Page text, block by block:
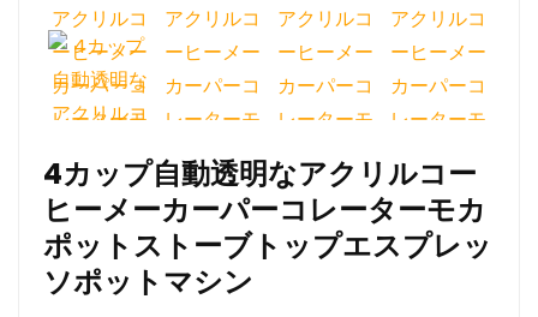
4カップ自動透明なアクリルコー
ヒーメーカーパーコレーターモカ
ポットストーブトップエスプレッ
ソポットマシン